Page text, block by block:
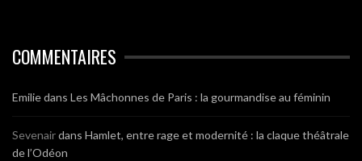
COMMENTAIRES
Emiliedans Les Mâchonnes de Paris : la gourmandise au féminin
Sevenairdans Hamlet, entre rage et modernité : la claque théâtrale
de l’Odéon